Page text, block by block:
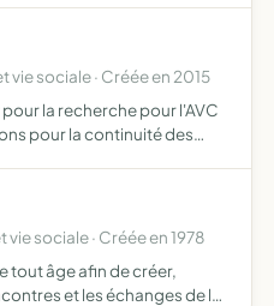
vie sociale · Créée en 2015
la recherche pour l'AVC
pour la continuité des
sociale · Créée en 1978
tout âge afin de créer,
et les échanges de la